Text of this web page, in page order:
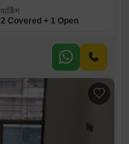
पार्किंग
2 Covered + 1 Open